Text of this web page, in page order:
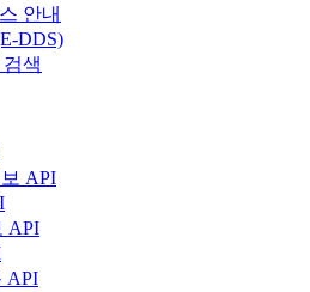
안내
DDS)
색
API
API
API